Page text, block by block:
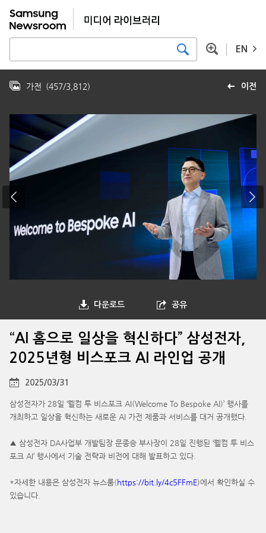
EN
이전
가전 (457/3,812)
다운로드 공유
“AI 홈으로 일상을 혁신하다” 삼성전자,
2025년형 비스포크 AI 라인업 공개
2025/03/31
삼성전자가 28일 ‘웰컴 투 비스포크 AI(Welcome To Bespoke AI)’ 행사를
개최하고 일상을 혁신하는 새로운 AI 가전 제품과 서비스를 대거 공개했다.
▲ 삼성전자 DA사업부 개발팀장 문종승 부사장이 28일 진행된 ‘웰컴 투 비스
포크 AI’ 행사에서 기술 전략과 비전에 대해 발표하고 있다.
*자세한 내용은 삼성전자 뉴스룸(https://bit.ly/4c5FFmE)에서 확인하실 수
있습니다.